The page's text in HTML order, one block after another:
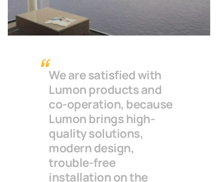
We are satisfied with
Lumon products and
co-operation, because
Lumon brings high-
quality solutions,
modern design,
trouble-free
installation on the